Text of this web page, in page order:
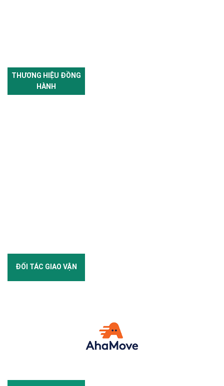
THƯƠNG HIỆU ĐỒNG
HÀNH
ĐỐI TÁC GIAO VẬN